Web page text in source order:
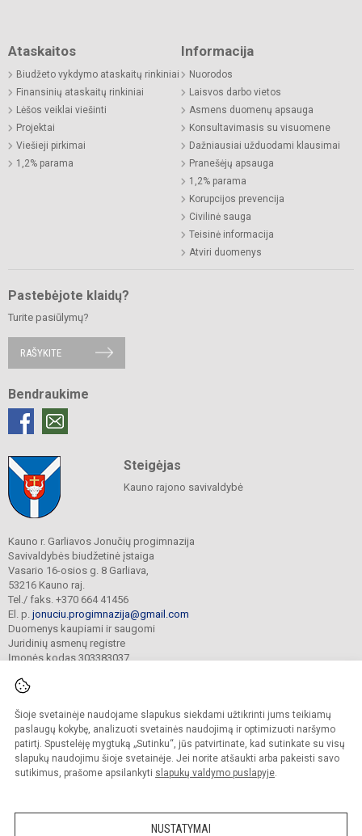
Šioje svetainėje naudojame slapukus siekdami užtikrinti jums teikiamų
paslaugų kokybę, analizuoti svetainės naudojimą ir optimizuoti naršymo
patirtį. Spustelėję mygtuką „Sutinku“, jūs patvirtinate, kad sutinkate su visų
slapukų naudojimu šioje svetainėje. Jei norite atšaukti arba pakeisti savo
sutikimus, prašome apsilankyti slapukų valdymo puslapyje.
NUSTATYMAI
Ataskaitos
Biudžeto vykdymo ataskaitų rinkiniai
Finansinių ataskaitų rinkiniai
Lėšos veiklai viešinti
Projektai
Viešieji pirkimai
1,2% parama
Informacija
Nuorodos
Laisvos darbo vietos
Asmens duomenų apsauga
Konsultavimasis su visuomene
Dažniausiai užduodami klausimai
Pranešėjų apsauga
1,2% parama
Korupcijos prevencija
Civilinė sauga
Teisinė informacija
Atviri duomenys
Pastebėjote klaidų?
Turite pasiūlymų?
RAŠYKITE
Bendraukime
Steigėjas
Kauno rajono savivaldybė
Kauno r. Garliavos Jonučių progimnazija
Savivaldybės biudžetinė įstaiga
Vasario 16-osios g. 8 Garliava,
53216 Kauno raj.
Tel./ faks. +370 664 41456
El. p. jonuciu.progimnazija@gmail.com
Duomenys kaupiami ir saugomi
Juridinių asmenų registre
Įmonės kodas 303383037
© 2023. Kauno r. Garliavos Jonučių progimnazija. Visos teisės saugomos.
Kopijuoti turinį be raštiško progimnazijos sutikimo griežtai draudžiama.
Prieinamumo paraiška Slapukų valdymas
Sumanus būdas atnaujinti